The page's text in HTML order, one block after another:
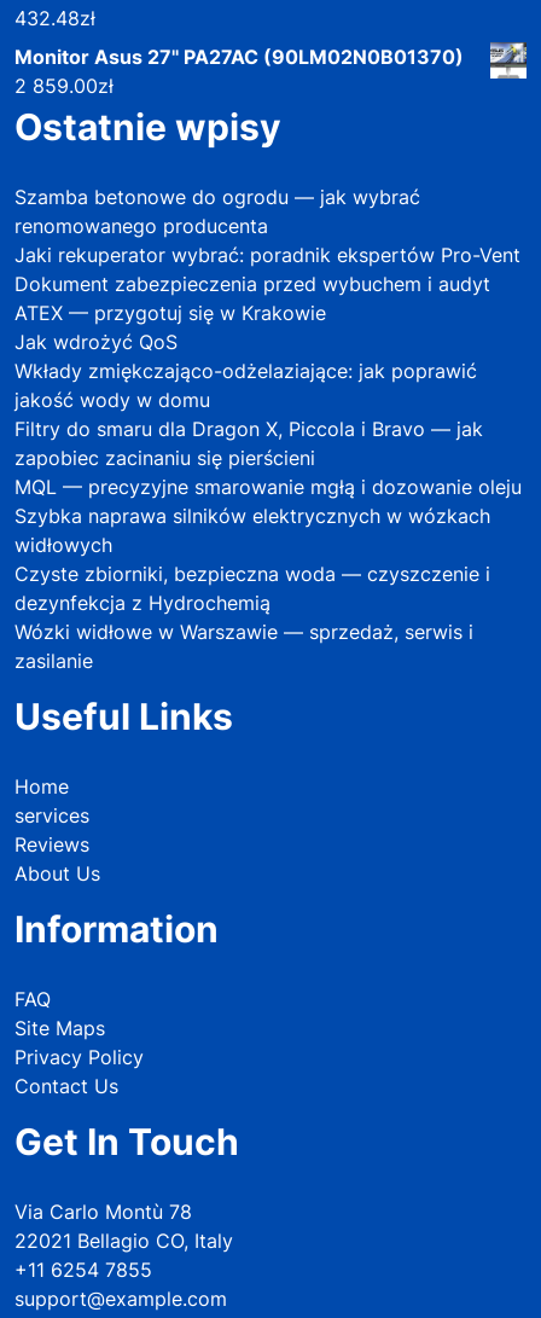
432.48zł
Monitor Asus 27'' PA27AC (90LM02N0B01370)
2 859.00zł
Ostatnie wpisy
Szamba betonowe do ogrodu — jak wybrać
renomowanego producenta
Jaki rekuperator wybrać: poradnik ekspertów Pro-Vent
Dokument zabezpieczenia przed wybuchem i audyt
ATEX — przygotuj się w Krakowie
Jak wdrożyć QoS
Wkłady zmiękczająco-odżelaziające: jak poprawić
jakość wody w domu
Filtry do smaru dla Dragon X, Piccola i Bravo — jak
zapobiec zacinaniu się pierścieni
MQL — precyzyjne smarowanie mgłą i dozowanie oleju
Szybka naprawa silników elektrycznych w wózkach
widłowych
Czyste zbiorniki, bezpieczna woda — czyszczenie i
dezynfekcja z Hydrochemią
Wózki widłowe w Warszawie — sprzedaż, serwis i
zasilanie
Useful Links
Home
services
Reviews
About Us
Information
FAQ
Site Maps
Privacy Policy
Contact Us
Get In Touch
Via Carlo Montù 78
22021 Bellagio CO, Italy
+11 6254 7855
support@example.com